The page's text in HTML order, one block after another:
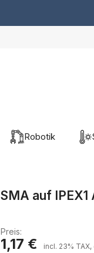
Robotik
SMA auf
Preis:
1,17 € incl. 23%